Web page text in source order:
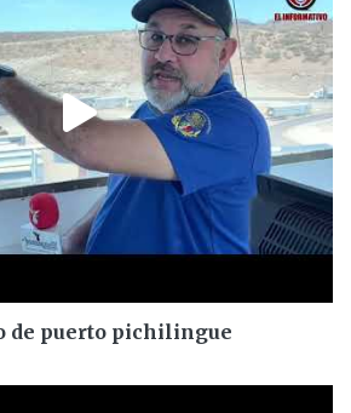
de puerto pichilingue